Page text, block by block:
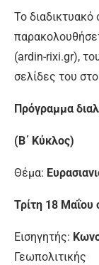
Το διαδικτυακό
(ardin-rixi.gr),
σελίδες του στο
Πρόγραμμα
(Β΄ Κύκλος)
Θέμα:
Τρίτη 18 Μαΐου
Εισηγητής:
Γεωπολιτικής